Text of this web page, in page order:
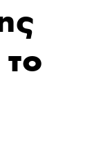
το